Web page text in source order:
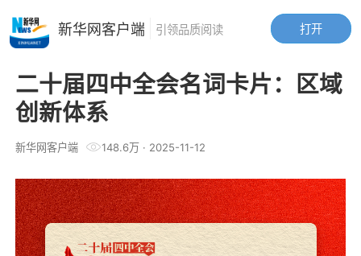
二十届四中全会名词卡片：区域
创新体系
新华网客户端 148.6万· 2025-11-12
打开
新华网客户端 引领品质阅读